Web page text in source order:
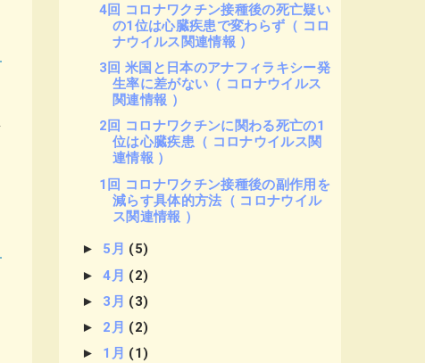
4回 コロナワクチン接種後の死亡疑い
の1位は心臓疾患で変わらず（ コロ
ナウイルス関連情報 ）
3回 米国と日本のアナフィラキシー発
生率に差がない（ コロナウイルス
関連情報 ）
2回 コロナワクチンに関わる死亡の1
位は心臓疾患（ コロナウイルス関
連情報 ）
1回 コロナワクチン接種後の副作用を
減らす具体的方法（ コロナウイル
ス関連情報 ）
► 5月 (5)
►4月 (2)
► 3月 (3)
► 2月 (2)
► 1月 (1)